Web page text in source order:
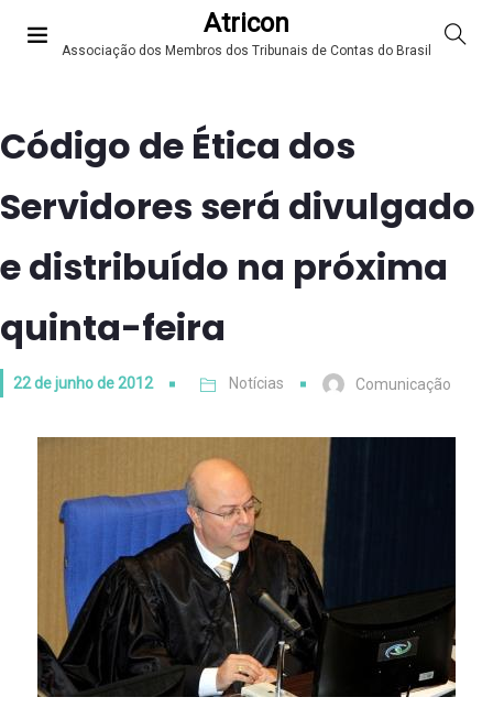
Atricon
Associação dos Membros dos Tribunais de Contas do Brasil
Código de Ética dos
Servidores será divulgado
e distribuído na próxima
quinta-feira
22 de junho de 2012 Notícias Comunicação